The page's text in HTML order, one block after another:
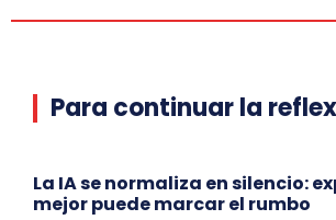
Para continuar la
La IA se normaliza en silencio:
mejor puede marcar el rumbo